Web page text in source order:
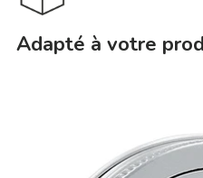
Adapté à votre